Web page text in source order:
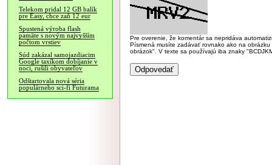
Telekom pridal 12 GB balík
pre Easy, chce zaň 12 eur
Spustená výroba flash
pamäte s novým najvyšším
počtom vrstiev
Súd zakázal samojazdiacim
Google taxíkom dobíjanie v
noci, rušili obyvateľov
Odštartovala nová séria
populárneho sci-fi Futurama
Pre overenie, že komentár sa nepridáva
Písmená musíte zadávať rovnako ako na
obrázok". V texte sa používajú iba znaky